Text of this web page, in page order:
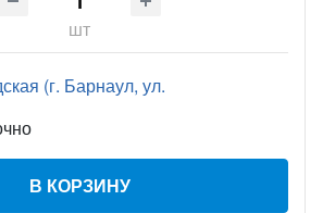
шт
(г. Барнаул, ул.
В КОРЗИНУ